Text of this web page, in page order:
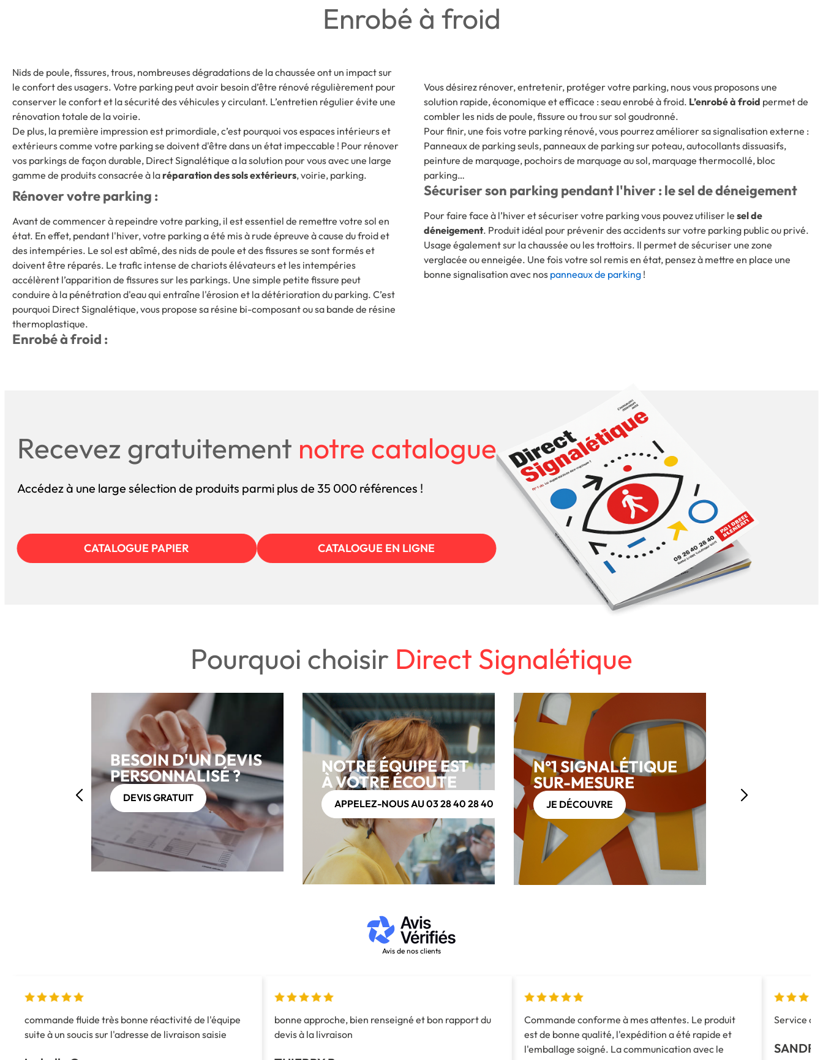
Enrobé à froid
Nids de poule, fissures, trous, nombreuses dégradations de la chaussée ont un impact sur
le confort des usagers. Votre parking peut avoir besoin d’être rénové régulièrement pour
conserver le confort et la sécurité des véhicules y circulant. L’entretien régulier évite une
rénovation totale de la voirie.
De plus, la première impression est primordiale, c’est pourquoi vos espaces intérieurs et
extérieurs comme votre parking se doivent d'être dans un état impeccable ! Pour rénover
vos parkings de façon durable, Direct Signalétique a la solution pour vous avec une large
gamme de produits consacrée à laréparation des sols extérieurs, voirie, parking.
Rénover votre parking :
Avant de commencer à repeindre votre parking, il est essentiel de remettre votre sol en
état. En effet, pendant l'hiver, votre parking a été mis à rude épreuve à cause du froid et
des intempéries. Le sol est abîmé, des nids de poule et des fissures se sont formés et
doivent être réparés. Le trafic intense de chariots élévateurs et les intempéries
accélèrent l’apparition de fissures sur les parkings. Une simple petite fissure peut
conduire à la pénétration d'eau qui entraîne l'érosion et la détérioration du parking. C’est
pourquoi Direct Signalétique, vous propose sa résine bi-composant ou sa bande de résine
thermoplastique.
Enrobé à froid :
Vous désirez rénover, entretenir, protéger votre parking, nous vous proposons une
solution rapide, économique et efficace : seau enrobé à froid. L’enrobé à froid permet de
combler les nids de poule, fissure ou trou sur sol goudronné.
Pour finir, une fois votre parking rénové, vous pourrez améliorer sa signalisation externe :
Panneaux de parking seuls, panneaux de parking sur poteau, autocollants dissuasifs,
peinture de marquage, pochoirs de marquage au sol, marquage thermocollé, bloc
parking…
Sécuriser son parking pendant l'hiver : le sel de déneigement
Pour faire face à l’hiver et sécuriser votre parking vous pouvez utiliser le sel de
déneigement. Produit idéal pour prévenir des accidents sur votre parking public ou privé.
Usage également sur la chaussée ou les trottoirs. Il permet de sécuriser une zone
verglacée ou enneigée. Une fois votre sol remis en état, pensez à mettre en place une
bonne signalisation avec nos panneaux de parking !
Recevez gratuitement notre catalogue
Accédez à une large sélection de produits parmi plus de 35 000 références !
CATALOGUE PAPIER CATALOGUE EN LIGNE
Pourquoi choisir Direct Signalétique
BESOIN D'UN DEVIS
PERSONNALISÉ ?
DEVIS GRATUIT
NOTRE ÉQUIPE EST
À VOTRE ÉCOUTE
APPELEZ-NOUS AU 03 28 40 28 40
N°1 SIGNALÉTIQUE
SUR-MESURE
JE DÉCOUVRE
Avis de nos clients
commande fluide très bonne réactivité de l'équipe
suite à un soucis sur l'adresse de livraison saisie
bonne approche, bien renseigné et bon rapport du
devis à la livraison
Commande conforme à mes attentes. Le produit
est de bonne qualité, l'expédition a été rapide et
l'emballage soigné. La communication avec le
Service